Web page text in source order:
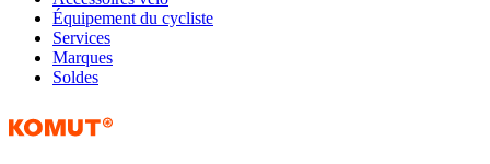
Équipement du cycliste
Services
Marques
Soldes